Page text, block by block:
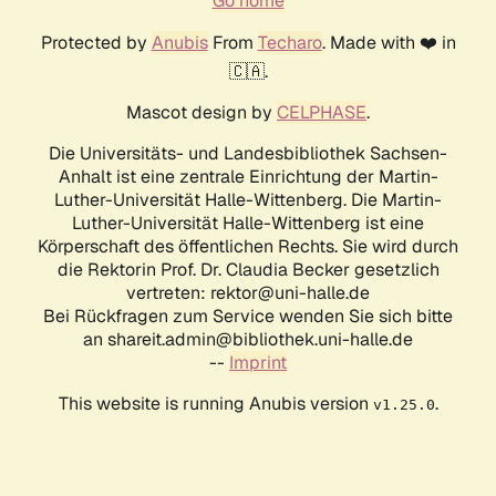
Protected by AnubisFrom Techaro. Made with ❤️ in
🇨🇦.
Mascot design by CELPHASE.
Die Universitäts- und Landesbibliothek Sachsen-
Anhalt ist eine zentrale Einrichtung der Martin-
Luther-Universität Halle-Wittenberg. Die Martin-
Luther-Universität Halle-Wittenberg ist eine
Körperschaft des öffentlichen Rechts. Sie wird durch
die Rektorin Prof. Dr. Claudia Becker gesetzlich
vertreten: rektor@uni-halle.de
Bei Rückfragen zum Service wenden Sie sich bitte
an shareit.admin@bibliothek.uni-halle.de
-- Imprint
This website is running Anubis version v1.25.0.